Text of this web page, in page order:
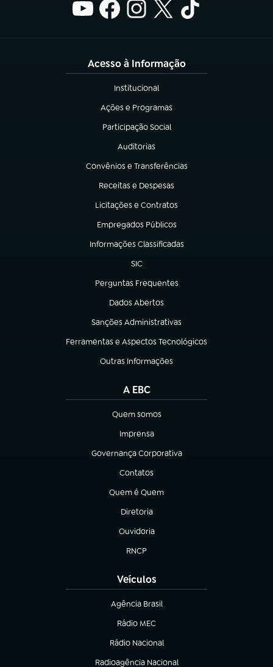
Acesso à Informação
Institucional
(abre em nova aba)
Ações e Programas
(abre em nova aba)
Participação Social
(abre em nova aba)
Auditorias
(abre em nova aba)
Convênios e Transferências
(abre em nova aba)
Receitas e Despesas
(abre em nova aba)
Licitações e Contratos
(abre em nova aba)
Empregados Públicos
(abre em nova aba)
Informações Classificadas
(abre em nova aba)
SIC
(abre em nova aba)
Perguntas Frequentes
(abre em nova aba)
Dados Abertos
(abre em nova aba)
Sanções Administrativas
(abre em nova aba)
Ferramentas e Aspectos Tecnológicos
(abre em nova aba)
Outras Informações
(abre em nova aba)
A EBC
Quem somos
(abre em nova aba)
Imprensa
(abre em nova aba)
Governança Corporativa
(abre em nova aba)
Contatos
(abre em nova aba)
Quem é Quem
(abre em nova aba)
Diretoria
(abre em nova aba)
Ouvidoria
(abre em nova aba)
RNCP
(abre em nova aba)
Veículos
Agência Brasil
(abre em nova aba)
Rádio MEC
(abre em nova aba)
Rádio Nacional
Radioagência Nacional